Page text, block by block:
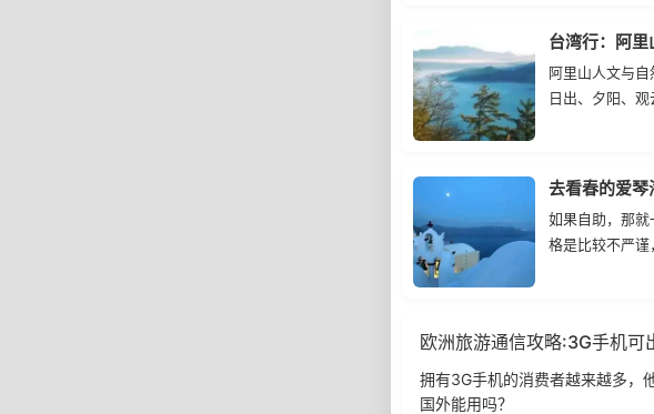
台湾行：阿
阿里山人文与
日出、夕阳、
去看春的爱
如果自助，那
格是比较不严谨
欧洲旅游通信攻略:3G手机可
拥有3G手机的消费者越来越多，
国外能用吗？